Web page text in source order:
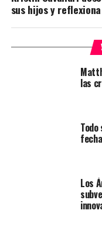
sus hijos y reflexiona
las
Los